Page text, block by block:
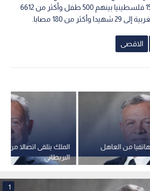
في قطاع غزة إلى 1537 فلسطينيا بينهم 500 طفل وأكثر من 6612
من 180 مصابا.
الاقصى
الملك يتلقى اتصالا من
البريطاني
هاتفيا من العاهل
1